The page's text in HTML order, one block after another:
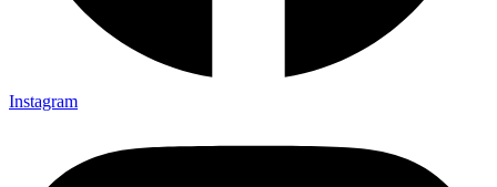
Instagram